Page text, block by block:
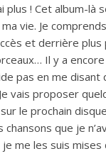
plus ! Cet album-là
vie. Je
et derrière
Il y a
pas en me disant
vais proposer
le prochain
que je
me les suis mises